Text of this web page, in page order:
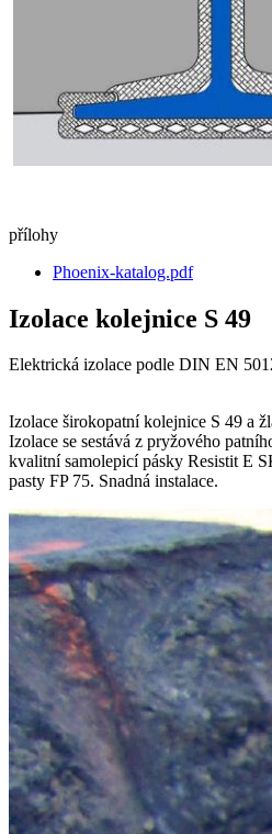
přílohy
Phoenix-katalog.pdf
Izolace kolejnice S 49
Elektrická izolace podle DIN EN
Izolace širokopatní kolejnice S 49 a
Izolace se sestává z pryžového
kvalitní samolepicí pásky Resistit E
pasty FP 75. Snadná instalace.